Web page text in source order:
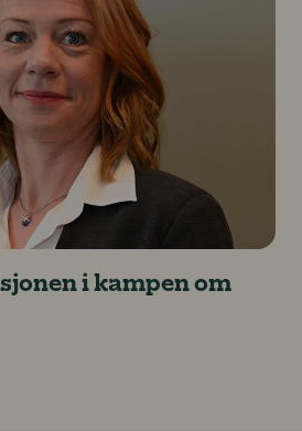
i kampen om